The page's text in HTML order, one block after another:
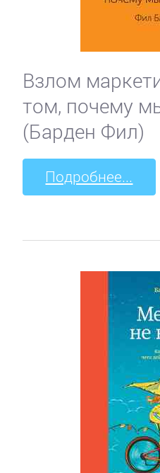
Взлом
том, почему
(Барден Фил)
Подробнее...